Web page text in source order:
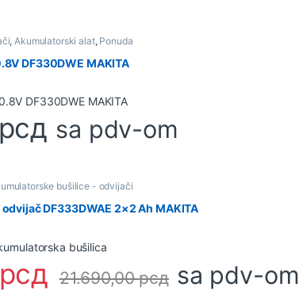
, Akumulatorski alat, Ponuda
DF330DWE MAKITA
рсд sa pdv-om
bušilice - odvijači
DF333DWAE 2×2 Ah MAKITA
рсд 21.690,00рсд sa pdv-om